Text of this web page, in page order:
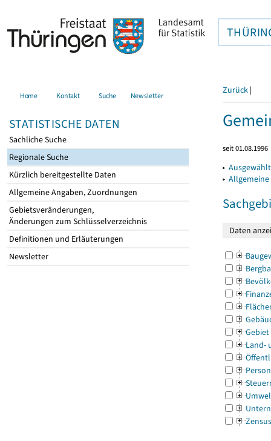
Home Kontakt Suche Newsletter
STATISTISCHE DATEN
Sachliche Suche
Regionale Suche
Kürzlich bereitgestellte Daten
Allgemeine Angaben, Zuordnungen
Gebietsveränderungen,
Änderungen zum Schlüsselverzeichnis
Definitionen und Erläuterungen
Newsletter
Zurück |
seit 01.08.1996
▸
▸
Gebiet
Land-
Zensus